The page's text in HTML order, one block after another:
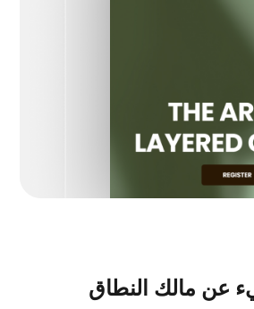
عن مالك النطاق